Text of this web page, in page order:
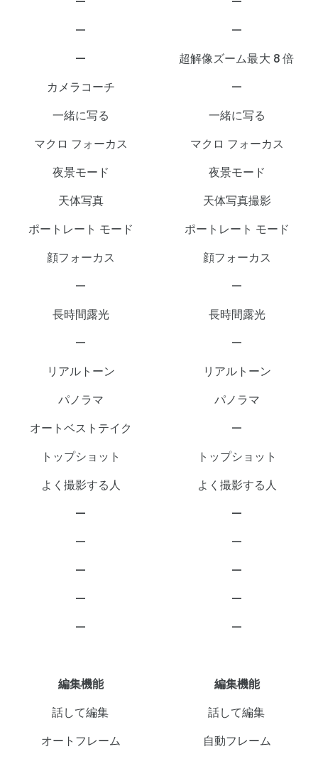
—
—
—
超解像ズーム最大 8 倍
カメラコーチ
—
一緒に写る
一緒に写る
マクロ フォーカス
マクロ フォーカス
夜景モード
夜景モード
天体写真
天体写真撮影
ポートレート モード
ポートレート モード
顔フォーカス
顔フォーカス
—
—
長時間露光
長時間露光
—
—
リアルトーン
リアルトーン
パノラマ
パノラマ
オートベストテイク
—
トップショット
トップショット
よく撮影する人
よく撮影する人
—
—
—
—
—
—
—
—
—
—
編集機能
編集機能
話して編集
話して編集
オートフレーム
自動フレーム